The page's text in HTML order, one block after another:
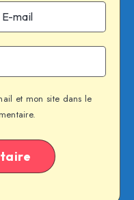
et mon site dans le